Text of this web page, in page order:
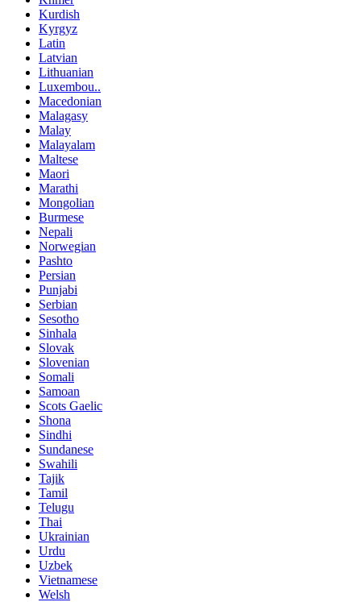
Kurdish
Kyrgyz
Latin
Latvian
Lithuanian
Luxembou..
Macedonian
Malagasy
Malay
Malayalam
Maltese
Maori
Marathi
Mongolian
Burmese
Nepali
Norwegian
Pashto
Persian
Punjabi
Serbian
Sesotho
Sinhala
Slovak
Slovenian
Somali
Samoan
Scots Gaelic
Shona
Sindhi
Sundanese
Swahili
Tajik
Tamil
Telugu
Thai
Ukrainian
Urdu
Uzbek
Vietnamese
Welsh